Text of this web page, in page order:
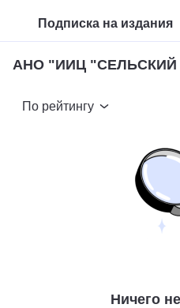
Подписка на издания
АНО "ИИЦ "СЕЛЬСКИЙ
По рейтингу
Ничего